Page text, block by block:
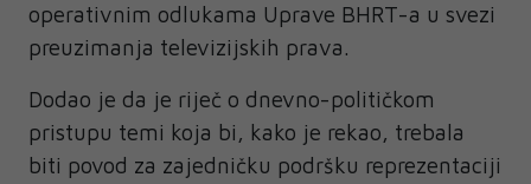
operativnim odlukama Uprave BHRT-a u svezi
preuzimanja televizijskih prava.
Dodao je da je riječ o dnevno-političkom
pristupu temi koja bi, kako je rekao, trebala
biti povod za zajedničku podršku reprezentaciji